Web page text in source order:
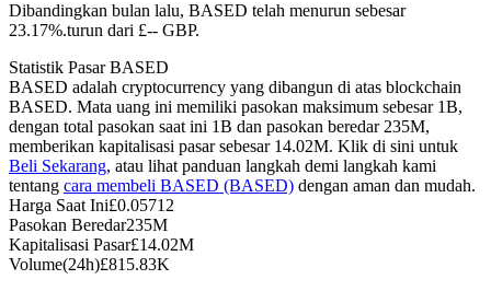
USDC Berjangka
Copy Trading
Dibandingkan bulan lalu, BASED telah menurun sebesar
23.17%.turun dari £-- GBP.
Statistik Pasar BASED
BASED adalah cryptocurrency yang dibangun di atas blockchain
BASED. Mata uang ini memiliki pasokan maksimum sebesar 1B,
dengan total pasokan saat ini 1B dan pasokan beredar 235M,
memberikan kapitalisasi pasar sebesar 14.02M. Klik di sini untuk
Beli Sekarang, atau lihat panduan langkah demi langkah kami
tentang cara membeli BASED (BASED) dengan aman dan mudah.
Harga Saat Ini£0.05712
Pasokan Beredar235M
Kapitalisasi Pasar£14.02M
Volume(24h)£815.83K